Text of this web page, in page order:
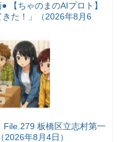
【ちゃのまのAIプロト】
た！」（2026年8月6
File.279 板橋区立志村第一
年8月4日）